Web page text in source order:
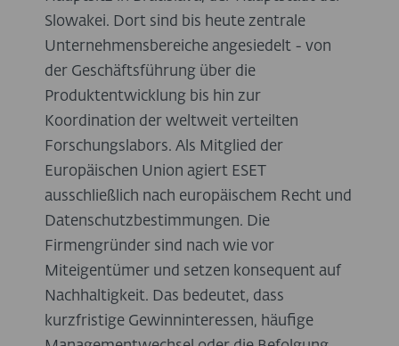
Slowakei. Dort sind bis heute zentrale
Unternehmensbereiche angesiedelt - von
der Geschäftsführung über die
Produktentwicklung bis hin zur
Koordination der weltweit verteilten
Forschungslabors. Als Mitglied der
Europäischen Union agiert ESET
ausschließlich nach europäischem Recht und
Datenschutzbestimmungen. Die
Firmengründer sind nach wie vor
Miteigentümer und setzen konsequent auf
Nachhaltigkeit. Das bedeutet, dass
kurzfristige Gewinninteressen, häufige